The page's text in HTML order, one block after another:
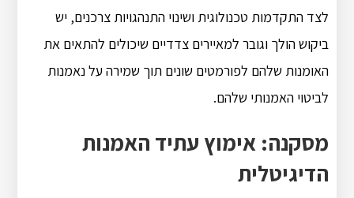
לצד התקדמות טכנולוגית ושינוי התנהגויות צרכנים, יש
ביקוש הולך וגובר למאיירים צדדיים שיכולים להתאים את
האומנות שלהם לפורמטים שונים תוך שמירה על נאמנות
לביטוי האמנותי שלהם.
מסקנה: אימוץ עתיד האמנות
הדיגיטלית